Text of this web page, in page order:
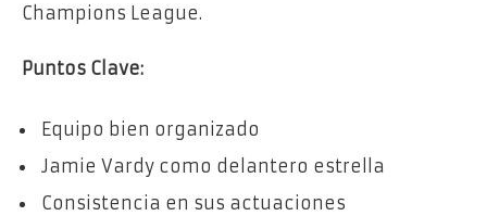
Champions League.
Puntos Clave:
Equipo bien organizado
Jamie Vardy como delantero estrella
Consistencia en sus actuaciones